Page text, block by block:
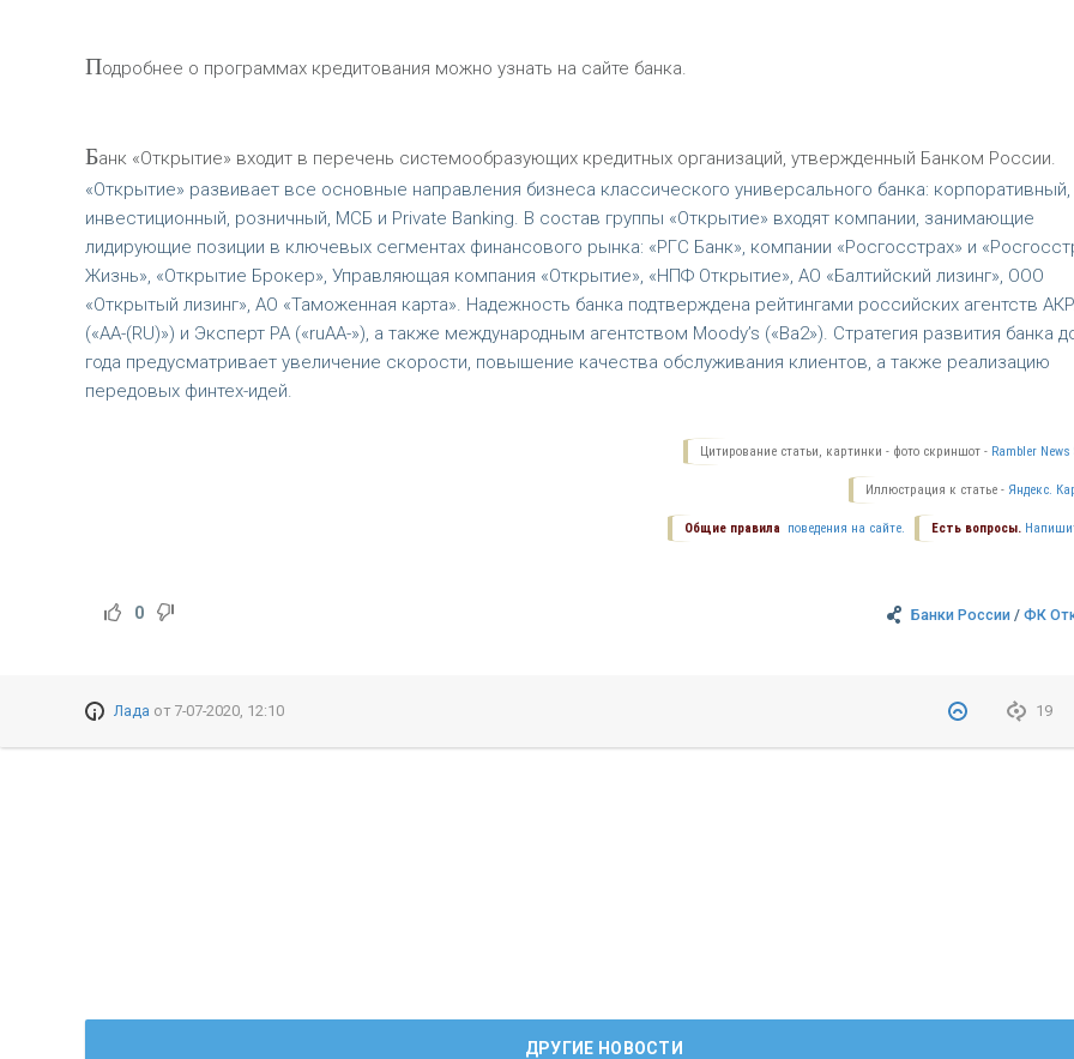
Подробнее о программах кредитования можно узнать на сайте банка.
Банк «Открытие» входит в перечень системообразующих кредитных организаций, утвержденный Банком России.
«Открытие» развивает все основные направления бизнеса классического универсального банка: корпоративный,
инвестиционный, розничный, МСБ и Private Banking. В состав группы «Открытие» входят компании, занимающие
лидирующие позиции в ключевых сегментах финансового рынка: «РГС Банк», компании «Росгосстрах» и
Жизнь», «Открытие Брокер», Управляющая компания «Открытие», «НПФ Открытие», АО «Балтийский лизинг», ООО
«Открытый лизинг», АО «Таможенная карта». Надежность банка подтверждена рейтингами российских агентств
(«АА-(RU)») и Эксперт РА («ruAA-»), а также международным агентством Moody’s («Ba2»). Стратегия развития банка
года предусматривает увеличение скорости, повышение качества обслуживания клиентов, а также реализацию
передовых финтех-идей.
Цитирование статьи, картинки - фото скриншот - Rambler News
Иллюстрация к статье - Яндекс.
Есть вопросы.
Общие правила поведения на сайте.
Банки России /ФК
0
19
Лада от 7-07-2020, 12:10
ДРУГИЕ НОВОСТИ